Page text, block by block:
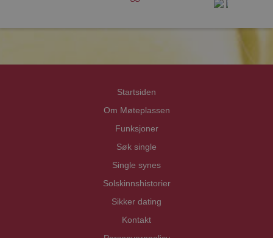
Startsiden
Om Møteplassen
Funksjoner
Søk single
Single synes
Solskinnshistorier
Sikker dating
Kontakt